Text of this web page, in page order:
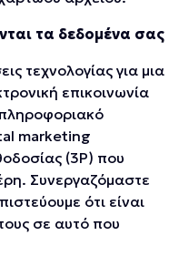
τα δεδομένα σας
τεχνολογίας για μια
επικοινωνία
marketing
(3P) που
Συνεργαζόμαστε
ότι είναι
σε αυτό που